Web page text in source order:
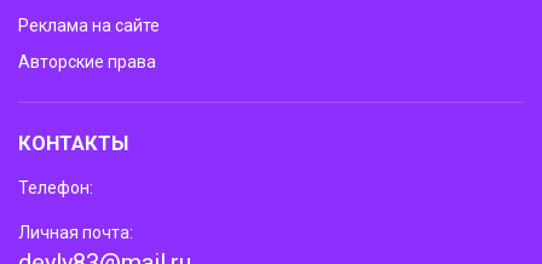
Реклама на сайте
Авторские права
КОНТАКТЫ
Телефон:
Личная почта: